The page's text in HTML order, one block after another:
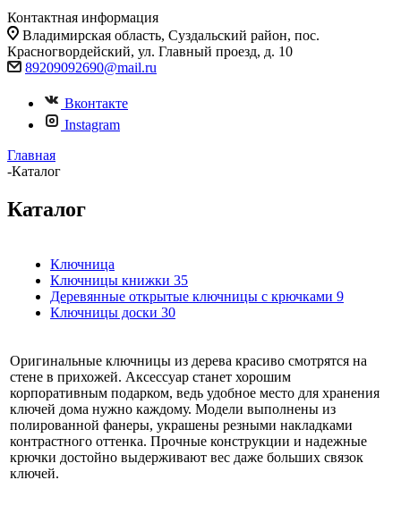
Контактная информация
Владимирская область, Суздальский район, пос.
Красногвордейский, ул. Главный проезд, д. 10
89209092690@mail.ru
Вконтакте
Instagram
Главная
-Каталог
Каталог
Ключница
Ключницы книжки 35
Деревянные открытые ключницы с крючками 9
Ключницы доски 30
Оригинальные ключницы из дерева красиво смотрятся на
стене в прихожей. Аксессуар станет хорошим
корпоративным подарком, ведь удобное место для хранения
ключей дома нужно каждому. Модели выполнены из
полированной фанеры, украшены резными накладками
контрастного оттенка. Прочные конструкции и надежные
крючки достойно выдерживают вес даже больших связок
ключей.